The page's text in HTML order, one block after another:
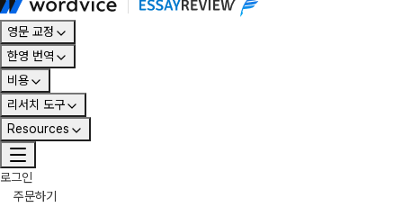
영문 교정
한영 번역
비용
리서치 도구
Resources
로그인
주문하기